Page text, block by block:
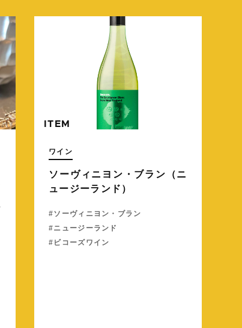
続きを読む
ITEM
ワイン
ソーヴィニヨン・ブラン（ニ
ュージーランド）
ソーヴィニヨン・ブラン
ニュージーランド
ビコーズワイン